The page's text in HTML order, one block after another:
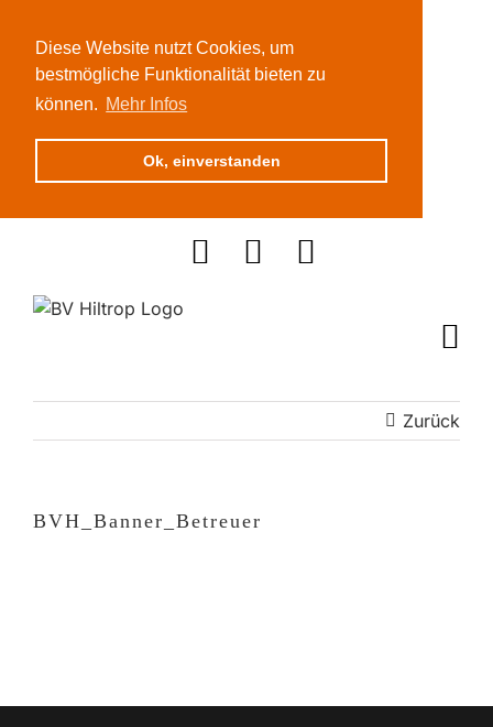
Diese Website nutzt Cookies, um
bestmögliche Funktionalität bieten zu
können. Mehr Infos
Ok, einverstanden
Zurück
BVH_Banner_Betreuer